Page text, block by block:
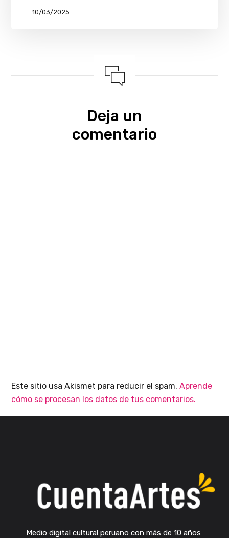
10/03/2025
Deja un
comentario
Este sitio usa Akismet para reducir el spam.Aprende
cómo se procesan los datos de tus comentarios.
Medio digital cultural peruano con más de 10 años